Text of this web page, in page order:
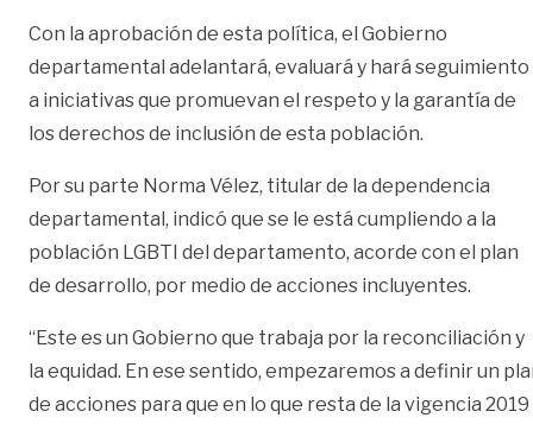
Con la aprobación de esta política, el Gobierno
departamental adelantará, evaluará y hará seguimiento
a iniciativas que promuevan el respeto y la garantía de
los derechos de inclusión de esta población.
Por su parte Norma Vélez, titular de la dependencia
departamental, indicó que se le está cumpliendo a la
población LGBTI del departamento, acorde con el plan
de desarrollo, por medio de acciones incluyentes.
“Este es un Gobierno que trabaja por la reconciliación y
la equidad. En ese sentido, empezaremos a definir un
de acciones para que en lo que resta de la vigencia 2019